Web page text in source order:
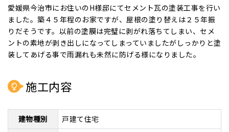
愛媛県今治市にお住いのH様邸にてセメント瓦の塗装工事を行い
ました。築４５年程のお家ですが、屋根の塗り替えは２５年振
りだそうです。以前の塗膜は完璧に剥がれ落ちてしまい、セメ
ントの素地が剥き出しになってしまっていましたがしっかりと塗
装してあげる事で雨漏れも未然に防げる様になりました。
施工内容
建物種別
戸建て住宅